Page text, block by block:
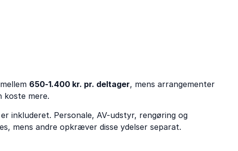
650-1.400 kr. pr. deltager, mens arrangementer
koste mere.
inkluderet. Personale, AV-udstyr, rengøring og
mens andre opkræver disse ydelser separat.